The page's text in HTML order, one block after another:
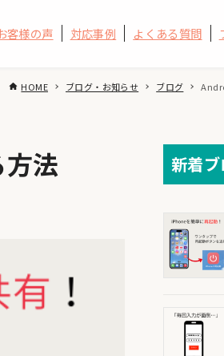
客様の声 対応事例 よくある質問
HOME ブログ・お知らせ ブログ
法 新着